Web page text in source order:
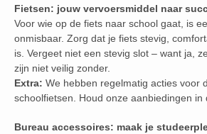
Fietsen: jouw vervoersmiddel naar
Voor wie op de fiets naar school gaat, is
onmisbaar. Zorg dat je fiets stevig,
is. Vergeet niet een stevig slot – want ja,
zijn niet veilig zonder.
Extra: We hebben regelmatig acties voor
schoolfietsen. Houd onze aanbiedingen in
Bureau accessoires: maak je